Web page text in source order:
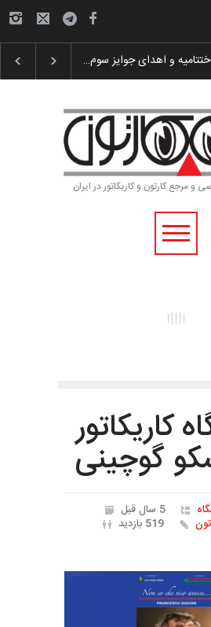
و اهدای جوایز سوم…
مرجع کارتون و کاریکاتور در ایران
کاریکاتور
گوچینی
5 سال قبل
519 بازدید